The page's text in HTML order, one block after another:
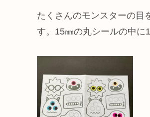
たくさんのモンスターの目
す。15㎜の丸シールの中に